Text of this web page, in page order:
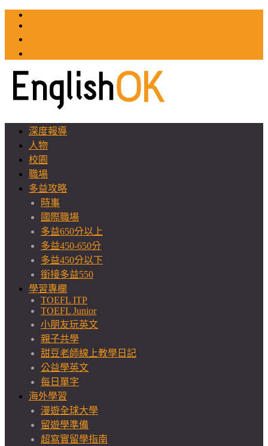
深度報導
人物
校園
職場
多益攻略
時事
國際職場
多益650分以上
多益450-650分
多益450分以下
銜接多益550
學習專欄
TOEFL ITP
TOEFL Junior
小朋友玩英文
親子共學
甜豆老師線上教學日記
公益學英文
每日單字
海外學習
漫遊全球大學
留遊學準備
超寫實留學指南